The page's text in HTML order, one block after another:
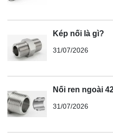
Kép nối là gì?
31/07/2026
Nối ren ngoài
31/07/2026